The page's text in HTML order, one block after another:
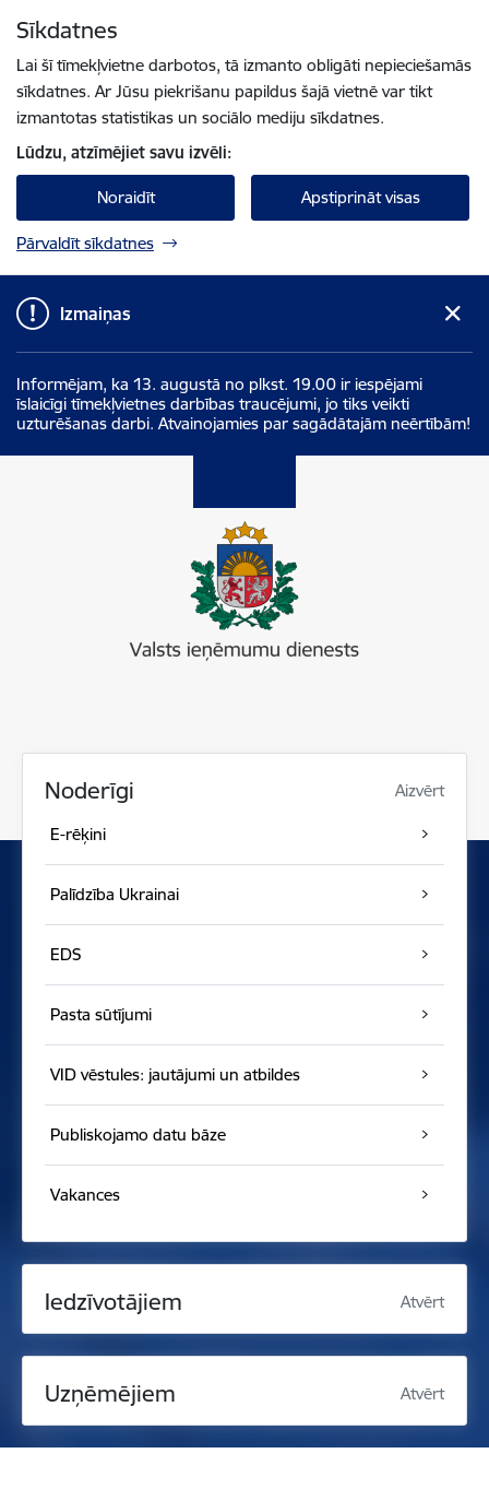
Sīkdatnes
Lai šī tīmekļvietne darbotos, tā izmanto obligāti nepieciešamās
sīkdatnes. Ar Jūsu piekrišanu papildus šajā vietnē var tikt
izmantotas statistikas un sociālo mediju sīkdatnes.
Lūdzu, atzīmējiet savu izvēli:
Noraidīt Apstiprināt visas
Pārvaldīt sīkdatnes
Izmaiņas
Informējam, ka 13. augustā no plkst. 19.00 ir iespējami
īslaicīgi tīmekļvietnes darbības traucējumi, jo tiks veikti
uzturēšanas darbi. Atvainojamies par sagādātajām neērtībām!
Noderīgi Aizvērt
E-rēķini
Palīdzība Ukrainai
EDS
Pasta sūtījumi
VID vēstules: jautājumi un atbildes
Publiskojamo datu bāze
Vakances
Iedzīvotājiem Atvērt
Uzņēmējiem Atvērt